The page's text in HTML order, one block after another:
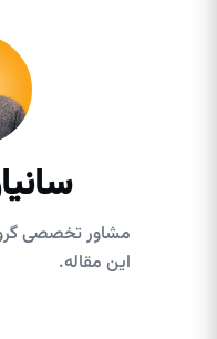
مشاور تخصصی
این مقاله.